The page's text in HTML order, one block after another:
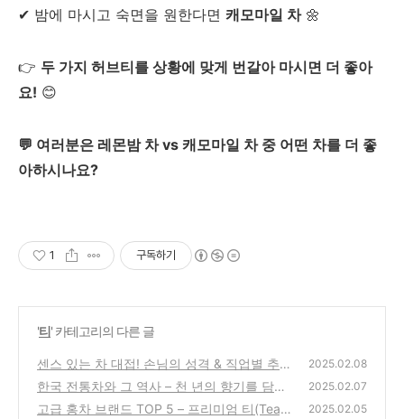
✔ 밤에 마시고 숙면을 원한다면 캐모마일 차🌼
👉 두 가지 허브티를 상황에 맞게 번갈아 마시면 더 좋아
요! 😊
💬 여러분은 레몬밤 차 vs 캐모마일 차 중 어떤 차를 더 좋
아하시나요?
1 구독하기
'티 ' 카테고리의 다른 글
센스 있는 차 대접! 손님의 성격 & 직업별 추천
차 리스트
(0)
2025.02.08
한국 전통차와 그 역사 – 천 년의 향기를 담은
차 문화
(0)
2025.02.07
고급 홍차 브랜드 TOP 5 – 프리미엄 티(Tea)
2025.02.05